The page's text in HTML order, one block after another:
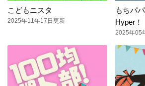
こどもニスタ
2025年11年17日更新
もちパ
Hyper！
2025年05